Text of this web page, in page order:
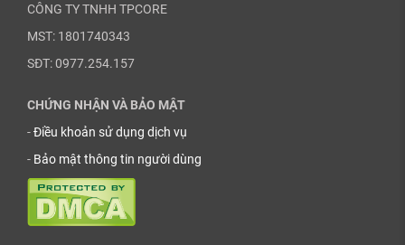
CÔNG TY TNHH TPCORE
MST: 1801740343
SĐT: 0977.254.157
CHỨNG NHẬN VÀ BẢO MẬT
-Điều khoản sử dụng dịch vụ
- Bảo mật thông tin người dùng